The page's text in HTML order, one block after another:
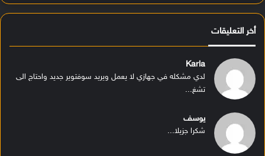
أخر التعليقات
Karla
لدي مشكله في جهازي لا يعمل ويريد سوفتوير جديد واحتاج الى
تشغ...
يوسف
شكرا جزيلا...